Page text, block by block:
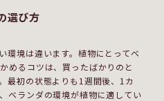
選び方
環境は違います。植物にとってベ
めるコツは、買ったばかりのと
最初の状態よりも1週間後、1カ
ベランダの環境が植物に適してい